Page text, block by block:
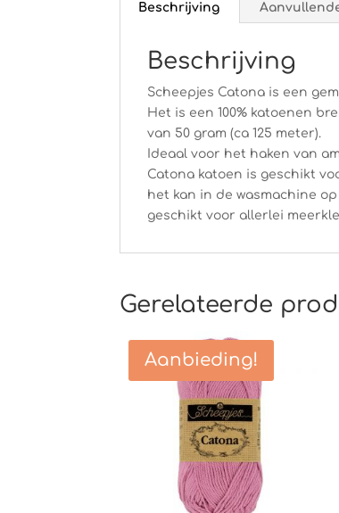
Beschrijving
Beschrijving
Scheepjes Catona is een
Het is een 100% katoenen
van 50 gram (ca 125 meter).
Ideaal voor het haken van
Catona katoen is geschikt
het kan in de wasmachine
geschikt voor allerlei
Gerelateerde
Aanbieding!